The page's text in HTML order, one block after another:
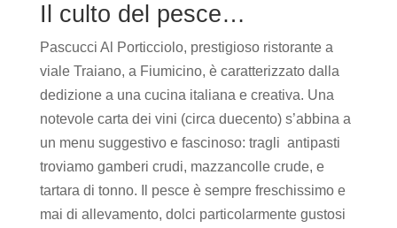
Il culto del pesce…
Pascucci Al Porticciolo, prestigioso ristorante a
viale Traiano, a Fiumicino, è caratterizzato dalla
dedizione a una cucina italiana e creativa. Una
notevole carta dei vini (circa duecento) s’abbina a
un menu suggestivo e fascinoso: tragli antipasti
troviamo gamberi crudi, mazzancolle crude, e
tartara di tonno. Il pesce è sempre freschissimo e
mai di allevamento, dolci particolarmente gustosi